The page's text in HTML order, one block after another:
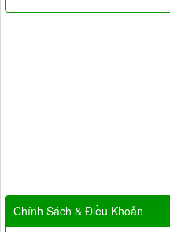
Chính Sách & Điều Khoản